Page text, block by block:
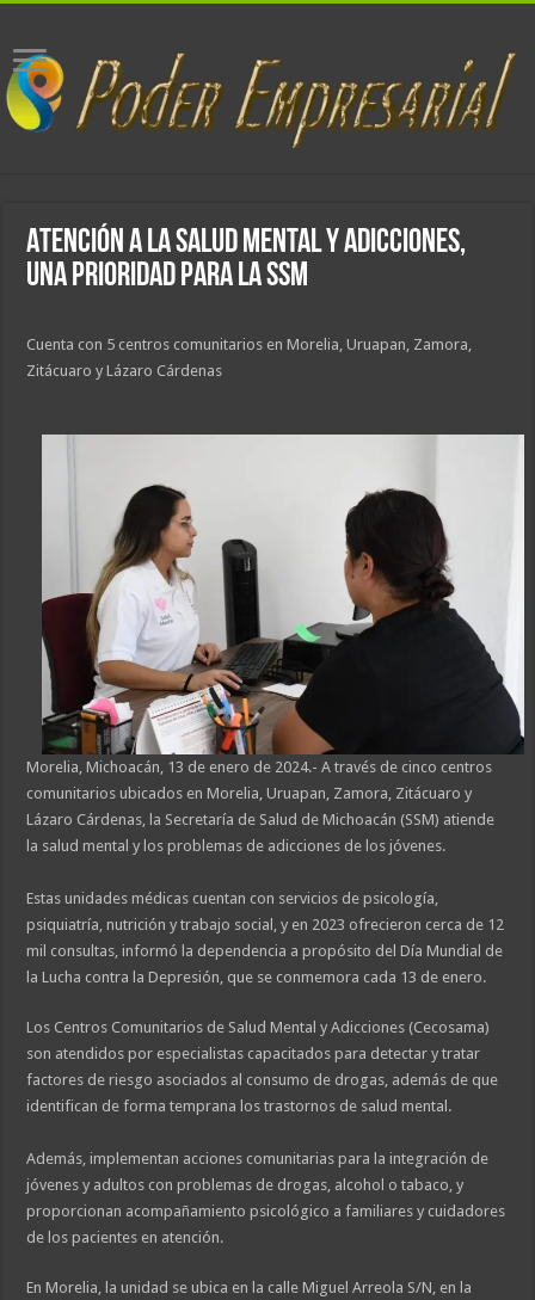
Atención a la salud mental y adicciones,
una prioridad para la SSM
Cuenta con 5 centros comunitarios en Morelia, Uruapan, Zamora,
Zitácuaro y Lázaro Cárdenas
Morelia, Michoacán, 13 de enero de 2024.- A través de cinco centros
comunitarios ubicados en Morelia, Uruapan, Zamora, Zitácuaro y
Lázaro Cárdenas, la Secretaría de Salud de Michoacán (SSM) atiende
la salud mental y los problemas de adicciones de los jóvenes.
Estas unidades médicas cuentan con servicios de psicología,
psiquiatría, nutrición y trabajo social, y en 2023 ofrecieron cerca de 12
mil consultas, informó la dependencia a propósito del Día Mundial de
la Lucha contra la Depresión, que se conmemora cada 13 de enero.
Los Centros Comunitarios de Salud Mental y Adicciones (Cecosama)
son atendidos por especialistas capacitados para detectar y tratar
factores de riesgo asociados al consumo de drogas, además de que
identifican de forma temprana los trastornos de salud mental.
Además, implementan acciones comunitarias para la integración de
jóvenes y adultos con problemas de drogas, alcohol o tabaco, y
proporcionan acompañamiento psicológico a familiares y cuidadores
de los pacientes en atención.
En Morelia, la unidad se ubica en la calle Miguel Arreola S/N, en la